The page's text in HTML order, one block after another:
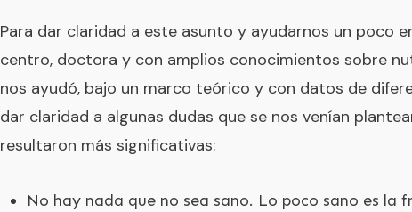
Para dar claridad a este asunto y ayudarnos un poco
centro, doctora y con amplios conocimientos sobre
nos ayudó, bajo un marco teórico y con datos de
dar claridad a algunas dudas que se nos venían
resultaron más significativas:
No hay nada que no sea sano. Lo poco sano es la